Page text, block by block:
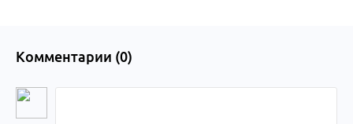
Комментарии (0)